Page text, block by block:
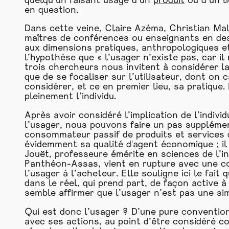
en question.
Dans cette veine, Claire Azéma, Christian
maîtres de conférences ou enseignants en
aux dimensions pratiques, anthropologiques
l’hypothèse que « l’usager n’existe pas, car
trois chercheurs nous invitent à considérer
que de se focaliser sur l’utilisateur, dont on
considérer, et ce en premier lieu, sa
pleinement l’individu.
Après avoir considéré l’implication de
l’usager, nous pouvons faire un pas
consommateur passif de produits et
évidemment sa qualité d'agent économique ;
Jouët, professeure émérite en sciences de
Panthéon-Assas, vient en rupture avec une
l’usager à l’acheteur. Elle souligne ici le fait
dans le réel, qui prend part, de façon active
semble affirmer que l’usager n’est pas une
Qui est donc l’usager ? D’une pure
avec ses actions, au point d’être considéré